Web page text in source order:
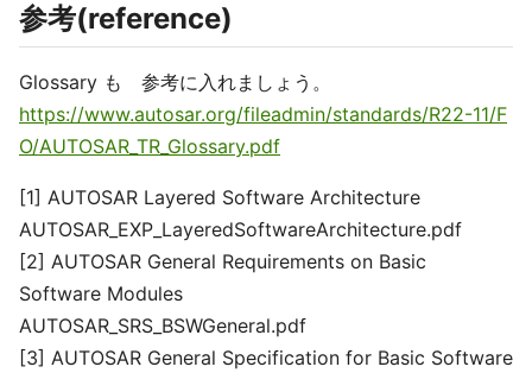
参考(reference)
Glossary も 参考に入れましょう。
https://www.autosar.org/fileadmin/standards/R22-11/F
O/AUTOSAR_TR_Glossary.pdf
[1] AUTOSAR Layered Software Architecture
AUTOSAR_EXP_LayeredSoftwareArchitecture.pdf
[2] AUTOSAR General Requirements on Basic
Software Modules
AUTOSAR_SRS_BSWGeneral.pdf
[3] AUTOSAR General Specification for Basic Software